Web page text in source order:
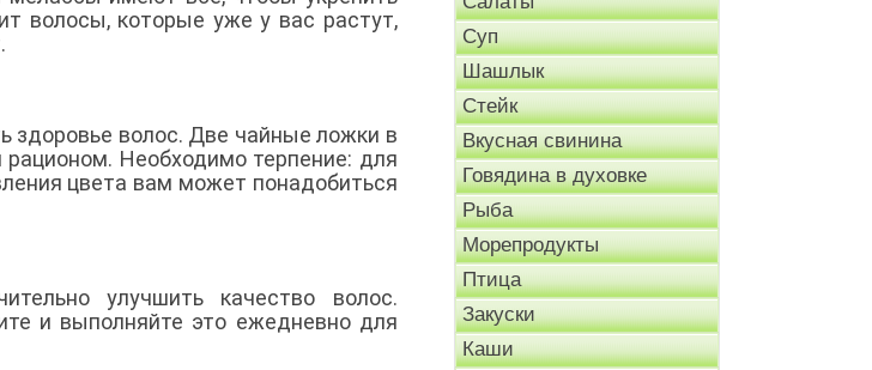
волосы, которые уже у вас растут,
здоровье волос. Две чайные ложки в
Необходимо терпение: для
цвета вам может понадобиться
улучшить качество волос.
и выполняйте это ежедневно для
Суп
Шашлык
Стейк
Вкусная свинина
Говядина в духовке
Рыба
Морепродукты
Птица
Закуски
Каши